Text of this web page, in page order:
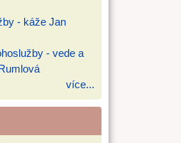
- káže Jan
- vede a
více...